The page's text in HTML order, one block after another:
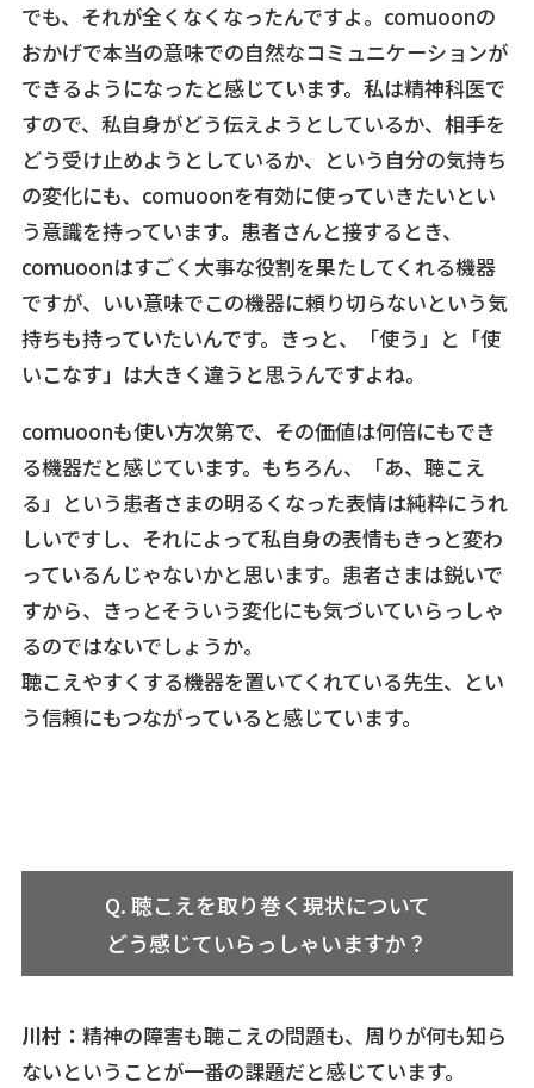
でも、それが全くなくなったんですよ。comuoonの
おかげで本当の意味での自然なコミュニケーションが
できるようになったと感じています。私は精神科医で
すので、私自身がどう伝えようとしているか、相手を
どう受け止めようとしているか、という自分の気持ち
の変化にも、comuoonを有効に使っていきたいとい
う意識を持っています。患者さんと接するとき、
comuoonはすごく大事な役割を果たしてくれる機器
ですが、いい意味でこの機器に頼り切らないという気
持ちも持っていたいんです。きっと、「使う」と「使
いこなす」は大きく違うと思うんですよね。
comuoonも使い方次第で、その価値は何倍にもでき
る機器だと感じています。もちろん、「あ、聴こえ
る」という患者さまの明るくなった表情は純粋にうれ
しいですし、それによって私自身の表情もきっと変わ
っているんじゃないかと思います。患者さまは鋭いで
すから、きっとそういう変化にも気づいていらっしゃ
るのではないでしょうか。
聴こえやすくする機器を置いてくれている先生、とい
う信頼にもつながっていると感じています。
Q. 聴こえを取り巻く現状について
どう感じていらっしゃいますか？
川村： 精神の障害も聴こえの問題も、周りが何も知ら
ないということが一番の課題だと感じています。